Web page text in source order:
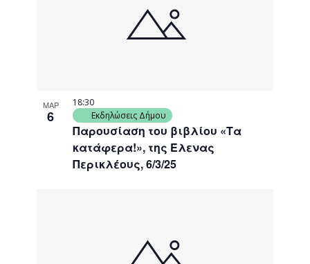
ΜΑΡ
6
Παρουσίαση του βιβλίου «Τα
κατάφερα!», της Έλενας
Περικλέους, 6/3/25
18:30
Εκδηλώσεις Δήμου